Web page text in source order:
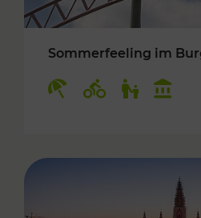
Sommerfeeling im